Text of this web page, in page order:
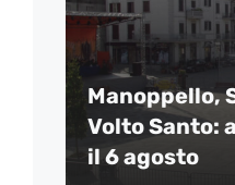
Manoppello,
Volto Santo:
il 6 agosto